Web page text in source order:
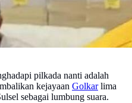
pilkada nanti adalah
kejayaan Golkarlima
sebagai lumbung suara.